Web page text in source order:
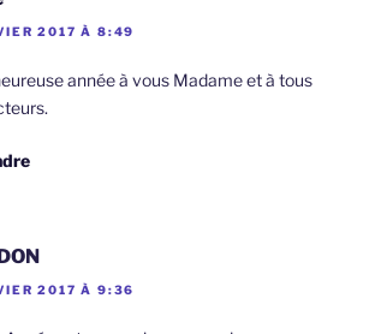
2017 À 8:49
année à vous Madame et à tous
2017 À 9:36